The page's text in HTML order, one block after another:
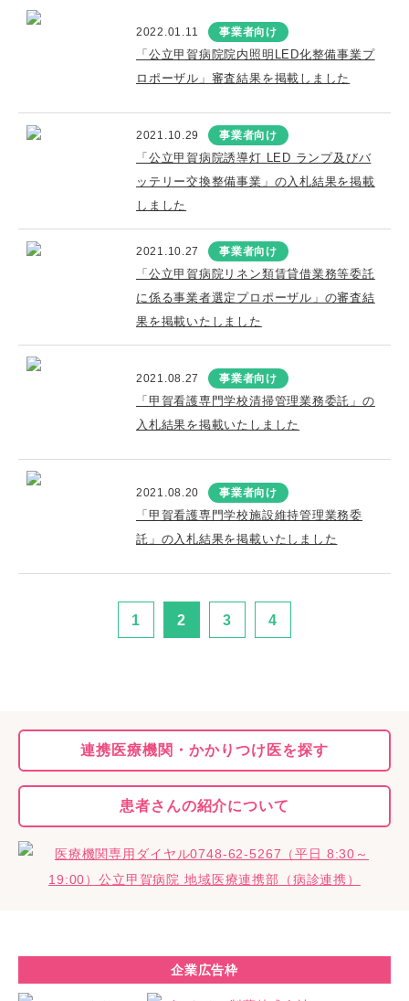
2022.01.11 事業者向け
「公立甲賀病院院内照明LED化整備事業プ
ロポーザル」審査結果を掲載しました
2021.10.29 事業者向け
「公立甲賀病院誘導灯 LED ランプ及びバ
ッテリー交換整備事業」の入札結果を掲載
しました
2021.10.27 事業者向け
「公立甲賀病院リネン類賃貸借業務等委託
に係る事業者選定プロポーザル」の審査結
果を掲載いたしました
2021.08.27 事業者向け
「甲賀看護専門学校清掃管理業務委託」の
入札結果を掲載いたしました
2021.08.20 事業者向け
「甲賀看護専門学校施設維持管理業務委
託」の入札結果を掲載いたしました
1 2 3 4
連携医療機関・かかりつけ医を探す
患者さんの紹介について
企業広告枠